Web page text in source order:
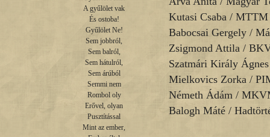
A gyűlölet vak
És ostoba!
Gyűlölet Ne!
Sem jobbról,
Sem balról,
Sem hátulról,
Sem árúból
Semmi nem
Rombol oly
Erővel, olyan
Pusztítással
Mint az ember,
Kutasi Csaba /
Babocsai Gergely /
Zsigmond Attila /
Szatmári Király
Mielkovics Zorka /
Németh Ádám /
Balogh Máté /